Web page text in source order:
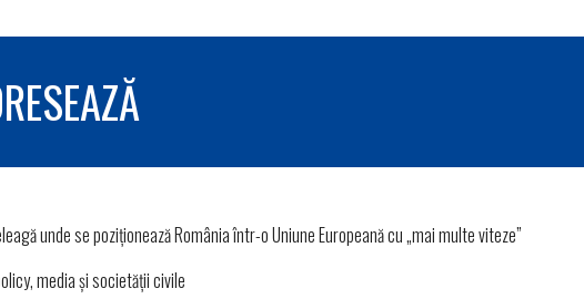
unde se poziționează România într-o Uniune Europeană cu „mai multe viteze”
media și societății civile